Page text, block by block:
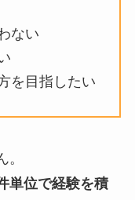
ない
を目指したい
単位で経験を積